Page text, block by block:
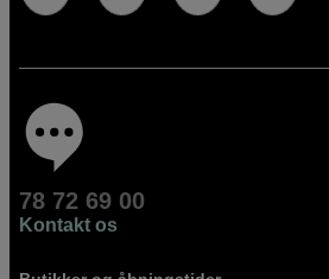
78 72 69 00
Kontakt os